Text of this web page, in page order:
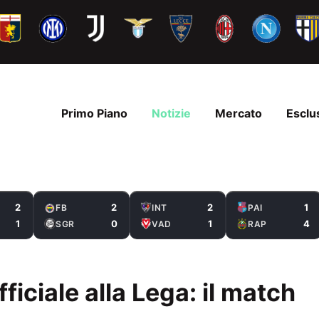
Primo Piano Notizie Mercato
2
1
FB 2
SGR 0
INT 2
VAD 1
PAI 1
RAP 4
alla Lega: il match